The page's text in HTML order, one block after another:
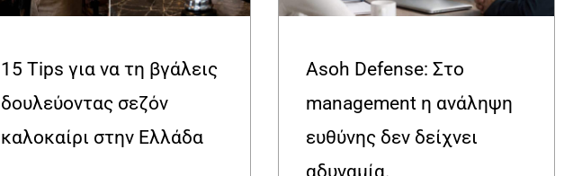
15 Tips για να τη βγάλεις
δουλεύοντας σεζόν
καλοκαίρι στην Ελλάδα
Asoh Defense: Στο
management η ανάληψη
ευθύνης δεν δείχνει
αδυναμία.